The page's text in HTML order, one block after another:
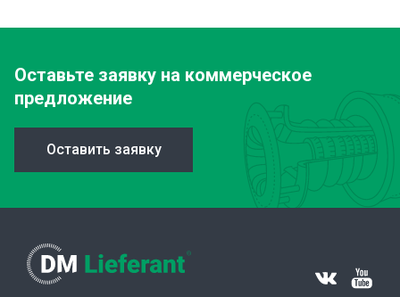
Оставьте заявку на коммерческое
предложение
Оставить заявку